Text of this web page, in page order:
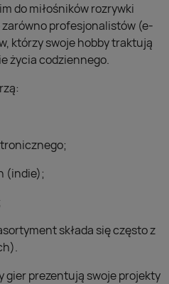
do miłośników rozrywki
profesjonalistów (e-
którzy swoje hobby traktują
życia codziennego.
(indie);
składa się często z
gier prezentują swoje projekty